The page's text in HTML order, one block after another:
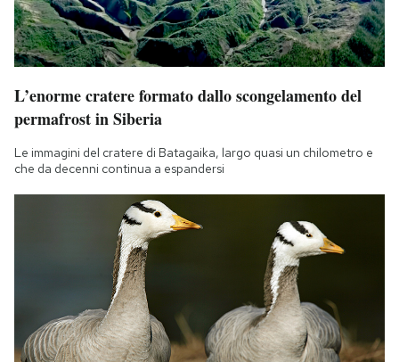
L’enorme cratere formato dallo scongelamento del
permafrost in Siberia
Le immagini del cratere di Batagaika, largo quasi un chilometro e
che da decenni continua a espandersi